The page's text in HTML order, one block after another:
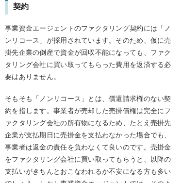
契約
事業資金エージェントのファクタリング契約には「ノ
ンリコース」が採用されています。そのため、仮に売
掛先企業の倒産で資金が回収不能になっても、ファク
タリング会社に買い取ってもらった費用を返済する必
要はありません。
そもそも「ノンリコース」とは、償還請求権のない契
約を指します。事業者が売却した売掛債権は完全にフ
ァクタリング会社の所有物になるため、たとえ売掛先
企業が支払期日に売掛金を支払わなかった場合でも、
事業者は返金の責任を負わなくて良いのです。売掛金
をファクタリング会社に買い取ってもらうと、以降の
支払いがきちんとおこなわれるか不安になる方も多い